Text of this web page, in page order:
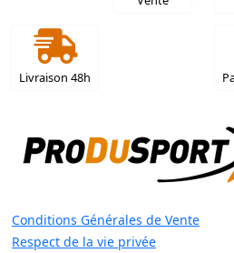
Livraison 48h
Conditions Générales de Vente
Respect de la vie privée